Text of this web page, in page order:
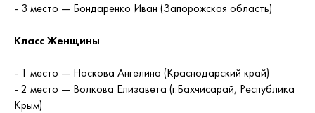
- 3 место — Бондаренко Иван (Запорожская область)
Класс Женщины
- 1 место — Носкова Ангелина (Краснодарский край)
- 2 место — Волкова Елизавета (г.Бахчисарай, Республика
Крым)